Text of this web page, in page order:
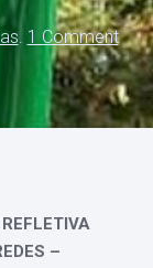
. 1 Comment
–